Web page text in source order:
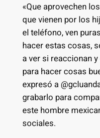
«Que aprovechen
que vienen por los
el teléfono, ven
hacer estas cosas,
a ver si reaccionan
para hacer cosas
expresó a
grabarlo para
este hombre
sociales.